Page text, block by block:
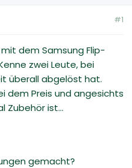
#1
dem Samsung Flip-
zwei Leute, bei
überall abgelöst hat.
dem Preis und angesichts
Zubehör ist...
gemacht?